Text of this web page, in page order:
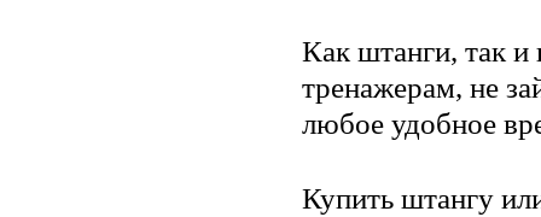
Как штанги, так и
тренажерам, не
любое удобное
Купить штангу